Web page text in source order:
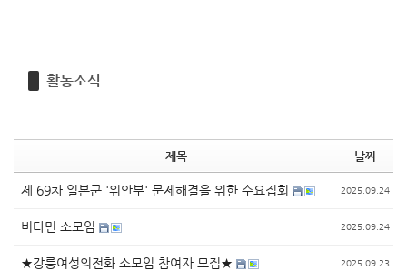
활동소식
제목 날짜
제 69차 일본군 '위안부' 문제해결을 위한 수요집회 2025.09.24
비타민 소모임 2025.09.24
★강릉여성의전화 소모임 참여자 모집★ 2025.09.23